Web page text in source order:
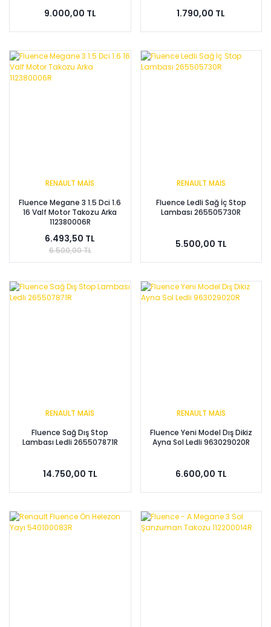
9.000,00 TL 1.790,00 TL
RENAULT MAİS
Fluence Megane 3 1.5 Dci 1.6
16 Valf Motor Takozu Arka
112380006R
6.493,50 TL
6.500,00 TL
RENAULT MAİS
Fluence Ledli Sağ İç Stop
Lambası 265505730R
5.500,00 TL
RENAULT MAİS
Fluence Sağ Dış Stop
Lambası Ledli 265507871R
14.750,00 TL
RENAULT MAİS
Fluence Yeni Model Dış Dikiz
Ayna Sol Ledli 963029020R
6.600,00 TL